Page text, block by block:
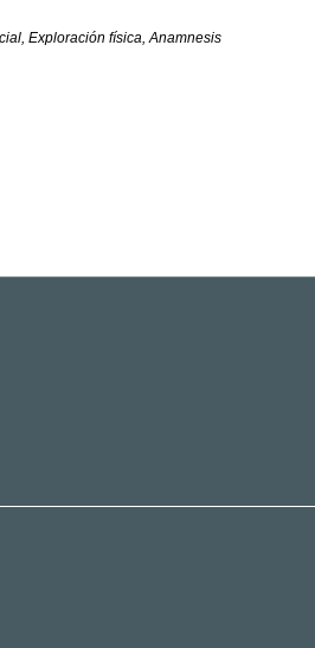
Exploración física, Anamnesis